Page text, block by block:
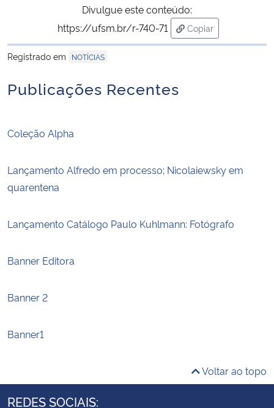
Divulgue este conteúdo:
https://ufsm.br/r-740-71
Copiar
para área de
Registrado em
NOTÍCIAS
Publicações Recentes
Coleção Alpha
Lançamento Alfredo em processo; Nicolaiewsky em
quarentena
Lançamento Catálogo Paulo Kuhlmann: Fotógrafo
Banner Editora
Banner 2
Banner1
Voltar ao topo
REDES SOCIAIS: